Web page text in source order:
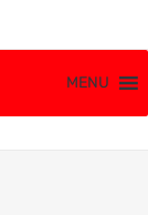
MENU